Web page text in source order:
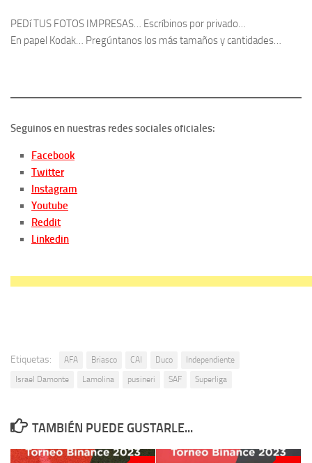
PEDí TUS FOTOS IMPRESAS… Escríbinos por privado…
En papel Kodak… Pregúntanos los más tamaños y cantidades…
Seguinos en nuestras redes sociales oficiales:
Facebook
Twitter
Instagram
Youtube
Reddit
Linkedin
Etiquetas: AFA Briasco CAI Duco
Independiente
Israel Damonte
Lamolina pusineri SAF Superliga
TAMBIÉN PUEDE GUSTARLE...